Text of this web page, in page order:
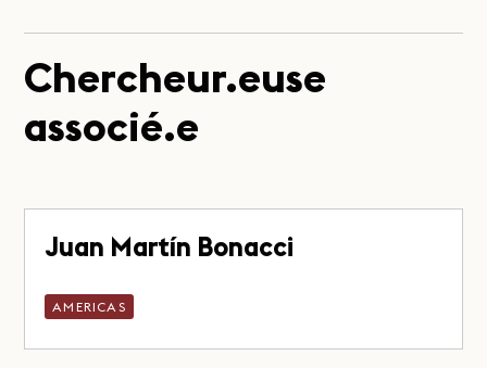
Chercheur.euse
associé.e
Juan Martín Bonacci
AMERICAS